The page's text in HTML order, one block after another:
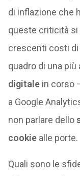
di inflazione che
queste criticità si
crescenti costi di
quadro di una più
digitalein corso
a Google
non parlare dello
cookiealle porte.
Quali sono le